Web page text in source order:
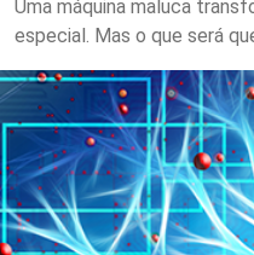
Uma máquina maluca
especial. Mas o que será